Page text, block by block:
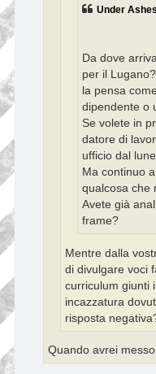
Under Ashes
Da dove
per il
la pensa
dipendente o
Se volete in
datore di
ufficio dal
Ma continuo
qualcosa che
Avete già
frame?
Mentre dalla
di divulgare voci
curriculum giunti
incazzatura
risposta
Quando avrei